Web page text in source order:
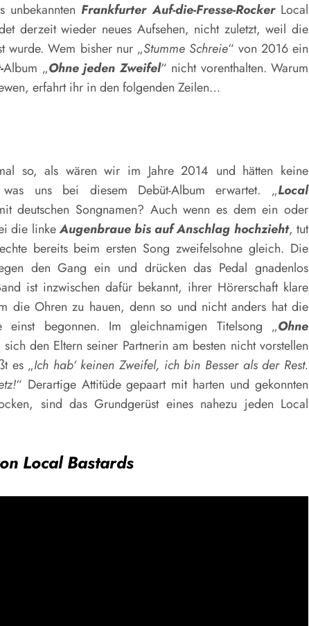
unbekannten Frankfurter Auf-die-Fresse-Rocker Local
derzeit wieder neues Aufsehen, nicht zuletzt, weil die
wurde. Wem bisher nur „Stumme Schreie“ von 2016 ein
Album „Ohne jeden Zweifel“ nicht vorenthalten. Warum
erfahrt ihr in den folgenden Zeilen…
so, als wären wir im Jahre 2014 und hätten keine
was uns bei diesem Debüt-Album erwartet. „Local
deutschen Songnamen? Auch wenn es dem ein oder
die linkeAugenbraue bis auf Anschlag hochzieht, tut
bereits beim ersten Song zweifelsohne gleich. Die
den Gang ein und drücken das Pedal gnadenlos
ist inzwischen dafür bekannt, ihrer Hörerschaft klare
die Ohren zu hauen, denn so und nicht anders hat die
einst begonnen. Im gleichnamigen Titelsong „Ohne
den Eltern seiner Partnerin am besten nicht vorstellen
es „Ich hab‘ keinen Zweifel, ich bin Besser als der Rest.
“ Derartige Attitüde gepaart mit harten und gekonnten
sind das Grundgerüst eines nahezu jeden Local
Local Bastards